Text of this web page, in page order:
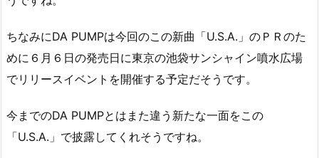
ちなみにDA PUMPは今回のこの新曲「U.S.A.」のＰＲのた
めに６月６日の発売日に東京の池袋サンシャイン噴水広場
でリリースイベントを開催する予定だそうです。
今までのDA PUMPとはまた違う新たな一面をこの
「U.S.A.」で披露してくれそうですね。